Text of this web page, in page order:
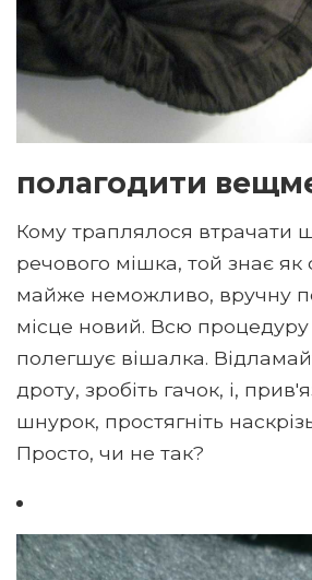
полагодити
Кому траплялося втрачати
речового мішка, той знає як
майже неможливо, вручну
місце новий. Всю
полегшує вішалка.
дроту, зробіть гачок, і,
шнурок, простягніть
Просто, чи не так?